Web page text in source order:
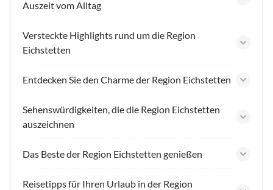
Auszeit vom Alltag
Versteckte Highlights rund um die Region
Eichstetten
Entdecken Sie den Charme der Region Eichstetten
Sehenswürdigkeiten, die die Region Eichstetten
auszeichnen
Das Beste der Region Eichstetten genießen
Reisetipps für Ihren Urlaub in der Region